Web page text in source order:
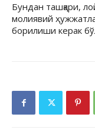
Бундан ташқари,
молиявий
борилиши керак